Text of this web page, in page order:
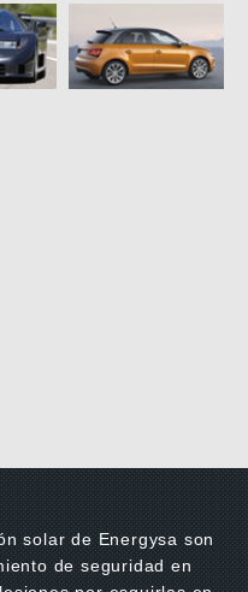
solar de Energysa son
de seguridad en